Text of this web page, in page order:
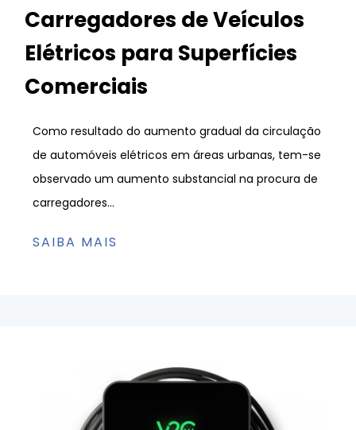
Carregadores de Veículos
Elétricos para Superfícies
Comerciais
Como resultado do aumento gradual da circulação
de automóveis elétricos em áreas urbanas, tem-se
observado um aumento substancial na procura de
carregadores...
SAIBA MAIS